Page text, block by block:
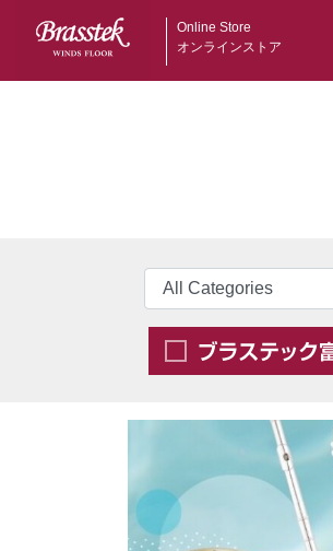
Online Store
オンラインストア